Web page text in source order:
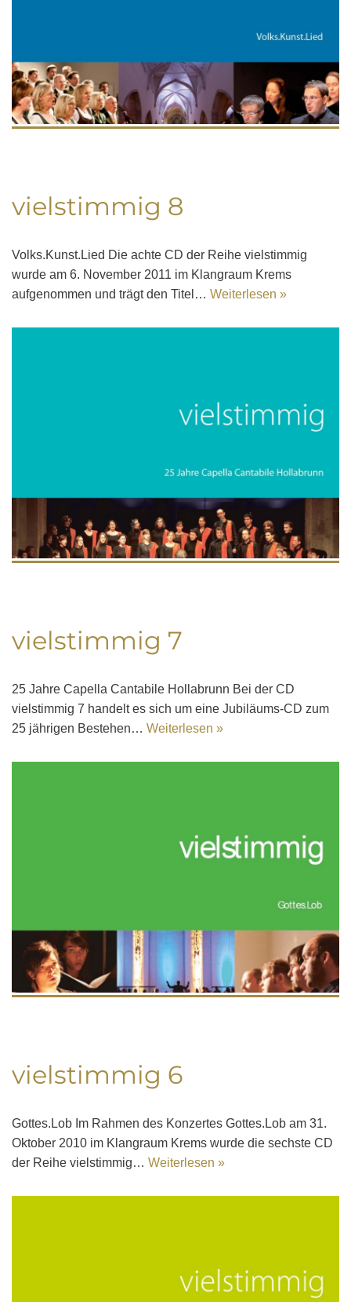
vielstimmig 8
Volks.Kunst.Lied Die achte CD der Reihe vielstimmig
wurde am 6. November 2011 im Klangraum Krems
aufgenommen und trägt den Titel… Weiterlesen »
vielstimmig 7
25 Jahre Capella Cantabile Hollabrunn Bei der CD
vielstimmig 7 handelt es sich um eine Jubiläums-CD zum
25 jährigen Bestehen… Weiterlesen »
vielstimmig 6
Gottes.Lob Im Rahmen des Konzertes Gottes.Lob am 31.
Oktober 2010 im Klangraum Krems wurde die sechste CD
der Reihe vielstimmig… Weiterlesen »